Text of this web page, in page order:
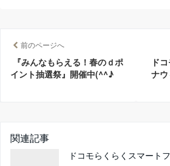
前のページへ
『みんなもらえる！春のｄポ
イント抽選祭』開催中(^^♪
ド
ナ
関連記事
ドコモらくらくスマート